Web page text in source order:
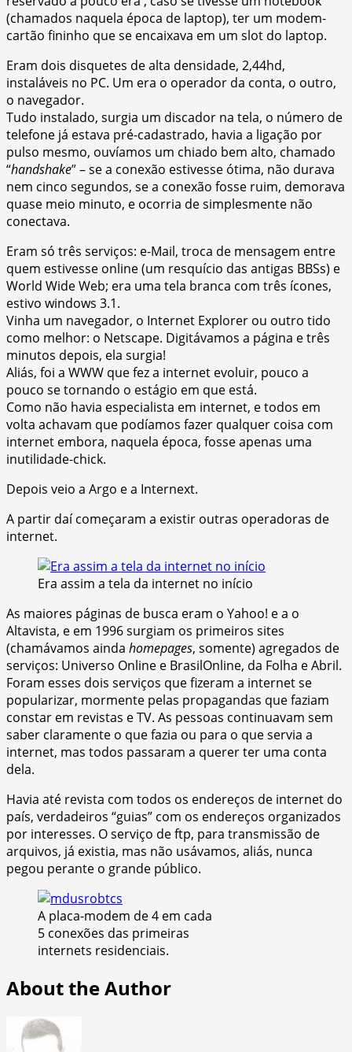
(chamados naquela época de laptop), ter um modem-
cartão fininho que se encaixava em um slot do laptop.
Eram dois disquetes de alta densidade, 2,44hd,
instaláveis no PC. Um era o operador da conta, o outro,
o navegador.
Tudo instalado, surgia um discador na tela, o número de
telefone já estava pré-cadastrado, havia a ligação por
pulso mesmo, ouvíamos um chiado bem alto, chamado
“handshake” – se a conexão estivesse ótima, não durava
nem cinco segundos, se a conexão fosse ruim, demorava
quase meio minuto, e ocorria de simplesmente não
conectava.
Eram só três serviços: e-Mail, troca de mensagem entre
quem estivesse online (um resquício das antigas BBSs) e
World Wide Web; era uma tela branca com três ícones,
estivo windows 3.1.
Vinha um navegador, o Internet Explorer ou outro tido
como melhor: o Netscape. Digitávamos a página e três
minutos depois, ela surgia!
Aliás, foi a WWW que fez a internet evoluir, pouco a
pouco se tornando o estágio em que está.
Como não havia especialista em internet, e todos em
volta achavam que podíamos fazer qualquer coisa com
internet embora, naquela época, fosse apenas uma
inutilidade-chick.
Depois veio a Argo e a Internext.
A partir daí começaram a existir outras operadoras de
internet.
Era assim a tela da internet no início
As maiores páginas de busca eram o Yahoo! e a o
Altavista, e em 1996 surgiam os primeiros sites
(chamávamos ainda homepages, somente) agregados de
serviços: Universo Online e BrasilOnline, da Folha e Abril.
Foram esses dois serviços que fizeram a internet se
popularizar, mormente pelas propagandas que faziam
constar em revistas e TV. As pessoas continuavam sem
saber claramente o que fazia ou para o que servia a
internet, mas todos passaram a querer ter uma conta
dela.
Havia até revista com todos os endereços de internet do
país, verdadeiros “guias” com os endereços organizados
por interesses. O serviço de ftp, para transmissão de
arquivos, já existia, mas não usávamos, aliás, nunca
pegou perante o grande público.
A placa-modem de 4 em cada
5 conexões das primeiras
internets residenciais.
About the Author